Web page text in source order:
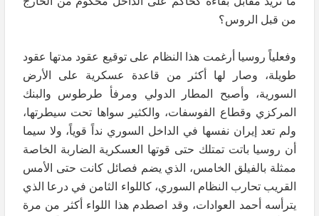
من قبل الروس؟
وفعلياً روسيا أرغمت هذا النظام على توقيع عقود مدتها عقود
طويلة، وصار لها أكثر من قاعدة عسكرية على الأرض
السورية، وأصبح المطار الدولي ومرفأ طرطوس والبنك
المركزي وقطاع الفوسفات، والكثير سواها تحت سيطرتها،
ولم تعد إيران نفسها في الداخل السوري نداً قوياً، ولا سيما
أن روسيا باتت تمتلك حتى قوتها العسكرية الضاربة الخاصة
ممثلة بالفيلق الخامس، الذي يضم فصائل كانت حتى الأمس
القريب تحارب النظام السوري، كاللواء الثامن في درعا الذي
يترأسه أحمد العوادات، وقد اصطدم هذا اللواء أكثر من مرة